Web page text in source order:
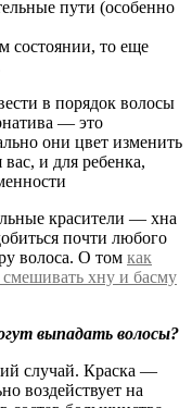
пути (особенно
состоянии, то еще
в порядок волосы
— это
они цвет изменить
и для ребенка,
красители — хна
почти любого
волоса. О том как
хну и басму
выпадать волосы?
случай. Краска —
воздействует на